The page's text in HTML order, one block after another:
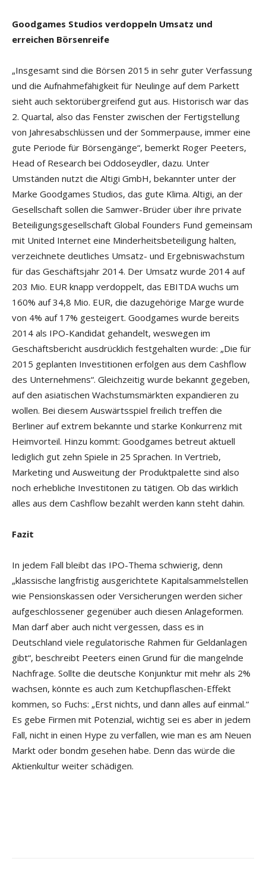
Goodgames Studios verdoppeln Umsatz und
erreichen Börsenreife
„Insgesamt sind die Börsen 2015 in sehr guter Verfassung
und die Aufnahmefähigkeit für Neulinge auf dem Parkett
sieht auch sektorübergreifend gut aus. Historisch war das
2. Quartal, also das Fenster zwischen der Fertigstellung
von Jahresabschlüssen und der Sommerpause, immer eine
gute Periode für Börsengänge“, bemerkt Roger Peeters,
Head of Research bei Oddoseydler, dazu. Unter
Umständen nutzt die Altigi GmbH, bekannter unter der
Marke Goodgames Studios, das gute Klima. Altigi, an der
Gesellschaft sollen die Samwer-Brüder über ihre private
Beteiligungsgesellschaft Global Founders Fund gemeinsam
mit United Internet eine Minderheitsbeteiligung halten,
verzeichnete deutliches Umsatz- und Ergebniswachstum
für das Geschäftsjahr 2014. Der Umsatz wurde 2014 auf
203 Mio. EUR knapp verdoppelt, das EBITDA wuchs um
160% auf 34,8 Mio. EUR, die dazugehörige Marge wurde
von 4% auf 17% gesteigert. Goodgames wurde bereits
2014 als IPO-Kandidat gehandelt, weswegen im
Geschäftsbericht ausdrücklich festgehalten wurde: „Die für
2015 geplanten Investitionen erfolgen aus dem Cashflow
des Unternehmens“. Gleichzeitig wurde bekannt gegeben,
auf den asiatischen Wachstumsmärkten expandieren zu
wollen. Bei diesem Auswärtsspiel freilich treffen die
Berliner auf extrem bekannte und starke Konkurrenz mit
Heimvorteil. Hinzu kommt: Goodgames betreut aktuell
lediglich gut zehn Spiele in 25 Sprachen. In Vertrieb,
Marketing und Ausweitung der Produktpalette sind also
noch erhebliche Investitonen zu tätigen. Ob das wirklich
alles aus dem Cashflow bezahlt werden kann steht dahin.
Fazit
In jedem Fall bleibt das IPO-Thema schwierig, denn
„klassische langfristig ausgerichtete Kapitalsammelstellen
wie Pensionskassen oder Versicherungen werden sicher
aufgeschlossener gegenüber auch diesen Anlageformen.
Man darf aber auch nicht vergessen, dass es in
Deutschland viele regulatorische Rahmen für Geldanlagen
gibt“, beschreibt Peeters einen Grund für die mangelnde
Nachfrage. Sollte die deutsche Konjunktur mit mehr als 2%
wachsen, könnte es auch zum Ketchupflaschen-Effekt
kommen, so Fuchs: „Erst nichts, und dann alles auf einmal.“
Es gebe Firmen mit Potenzial, wichtig sei es aber in jedem
Fall, nicht in einen Hype zu verfallen, wie man es am Neuen
Markt oder bondm gesehen habe. Denn das würde die
Aktienkultur weiter schädigen.